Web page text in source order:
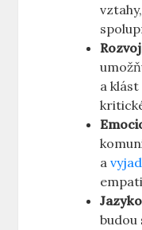
a
a
budou